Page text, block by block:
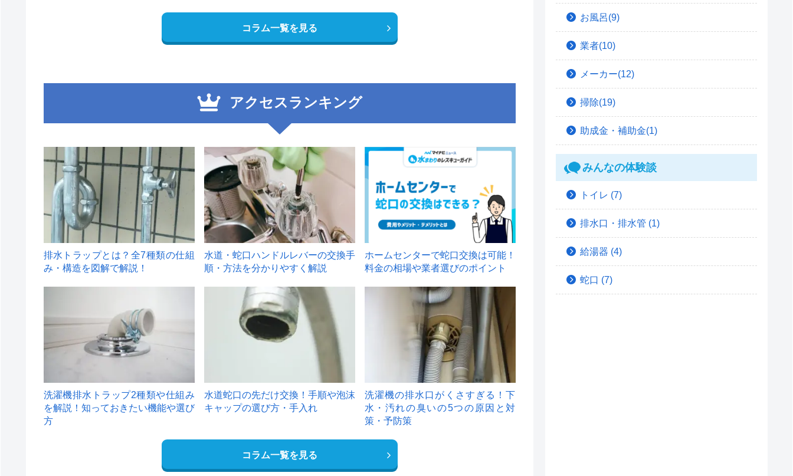
コラム一覧を見る
アクセスランキング
1
排水トラップとは？全7種類の仕組
み・構造を図解で解説！
2
水道・蛇口ハンドルレバーの交換手
順・方法を分かりやすく解説
ホームセンターで蛇口交換は可能！
料金の相場や業者選びのポイント
洗濯機排水トラップ2種類や仕組み
を解説！知っておきたい機能や選び
方
水道蛇口の先だけ交換！手順や泡沫
キャップの選び方・手入れ
洗濯機の排水口がくさすぎる！下
水・汚れの臭いの5つの原因と対
策・予防策
コラム一覧を見る
お風呂(9)
業者(10)
メーカー(12)
掃除(19)
助成金・補助金(1)
みんなの体験談
トイレ (7)
排水口・排水管 (1)
給湯器 (4)
蛇口 (7)